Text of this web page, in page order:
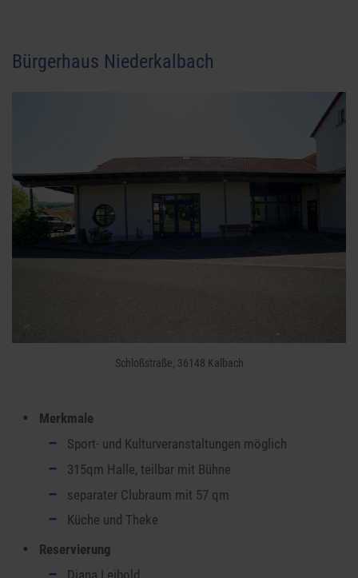
Bürgerhaus Niederkalbach
Schloßstraße, 36148 Kalbach
Merkmale
Sport- und Kulturveranstaltungen möglich
315qm Halle, teilbar mit Bühne
separater Clubraum mit 57 qm
Küche und Theke
Reservierung
Diana Leibold